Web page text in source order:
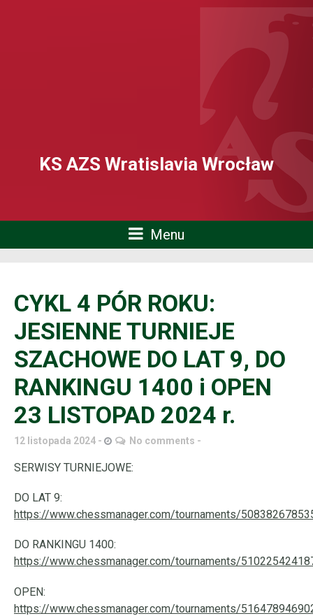
KS AZS Wratislavia Wrocław
Menu
CYKL 4 PÓR ROKU:
JESIENNE TURNIEJE
SZACHOWE DO LAT 9, DO
RANKINGU 1400 i OPEN
23 LISTOPAD 2024 r.
12 listopada 2024 No comments
SERWISY TURNIEJOWE:
DO LAT 9:
https://www.chessmanager.com/tournaments/
DO RANKINGU 1400:
https://www.chessmanager.com/tournaments/
OPEN:
https://www.chessmanager.com/tournaments/